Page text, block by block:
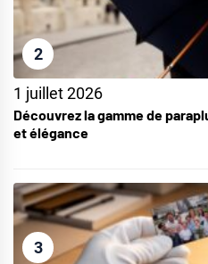
2
1 juillet 2026
Découvrez la gamme de
et élégance
3